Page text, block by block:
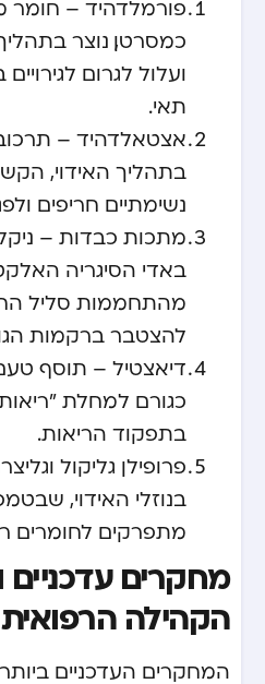
פורמלדהיד –
כמסרטן, נוצר
ועלול לגרום
תאי.
אצטאלדהיד –
בתהליך האידוי,
נשימתיים חריפים
מתכות כבדות –
באדי הסיגריה
מהתחממות סליל
להצטבר ברקמות
דיאצטיל – תוסף
כגורם למחלת
בתפקוד הריאות.
פרופילן גליקול
בנוזלי האידוי,
מתפרקים לחומרים
מחקרים
הקהילה הרפואית
המחקרים העדכניים